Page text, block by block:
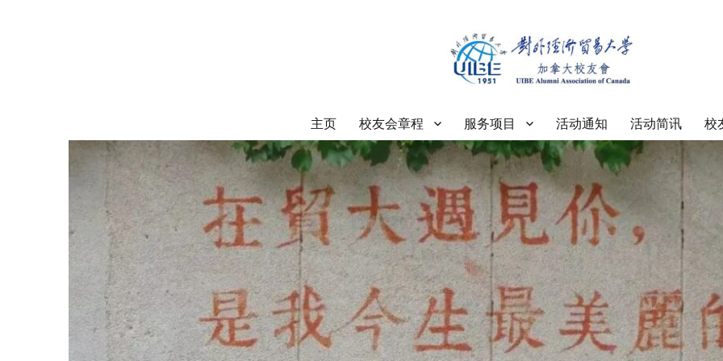
对外经济贸易大学加拿大校友会
主页 校友会章程 服务项目 活动通知 活动简讯 校